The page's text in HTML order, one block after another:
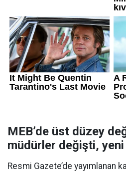
MEB’de üst düzey
müdürler değişti,
Resmi Gazete’de yayımlanan